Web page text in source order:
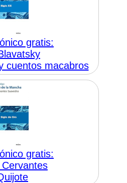
gratis:
cuentos macabros
gratis: